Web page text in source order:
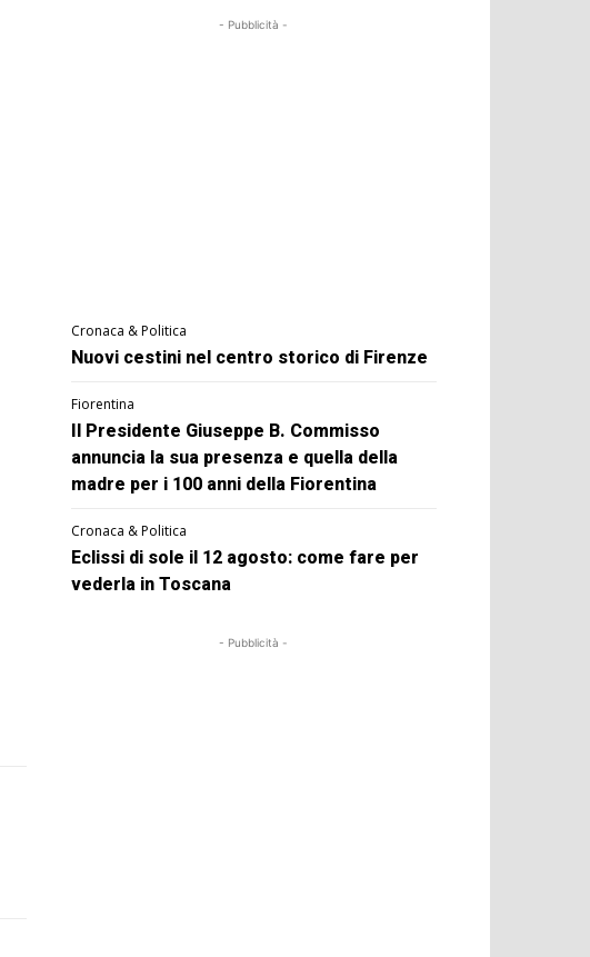
- Pubblicità -
Cronaca & Politica
Nuovi cestini nel centro storico di Firenze
Fiorentina
Il Presidente Giuseppe B. Commisso
annuncia la sua presenza e quella della
madre per i 100 anni della Fiorentina
Cronaca & Politica
Eclissi di sole il 12 agosto: come fare per
vederla in Toscana
- Pubblicità -